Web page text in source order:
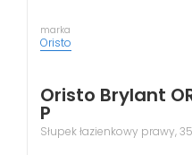
marka
Oristo
Oristo Brylant
P
Słupek łazienkowy prawy,